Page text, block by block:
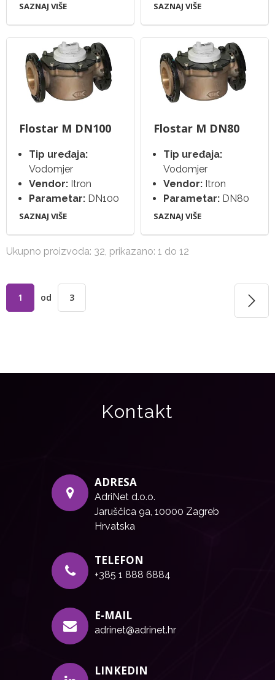
SAZNAJ VIŠE SAZNAJ VIŠE
Flostar M DN100
Tip uređaja:
Vodomjer
Vendor: Itron
Parametar: DN100
SAZNAJ VIŠE
Flostar M DN80
Tip uređaja:
Vodomjer
Vendor: Itron
Parametar: DN80
SAZNAJ VIŠE
Ukupno proizvoda: 32, prikazano: 1 do 12
1 od 3
Kontakt
ADRESA
AdriNet d.o.o.
Jaruščica 9a, 10000 Zagreb
Hrvatska
TELEFON
+385 1 888 6884
E-MAIL
adrinet@adrinet.hr
LINKEDIN